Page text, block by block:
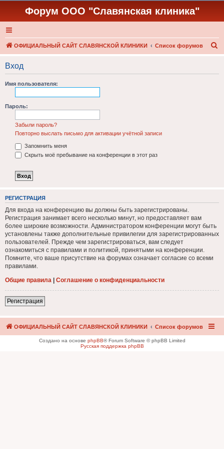
Форум ООО "Славянская клиника"
ОФИЦИАЛЬНЫЙ САЙТ СЛАВЯНСКОЙ КЛИНИКИ Список форумов
Вход
Имя пользователя:
Пароль:
Забыли пароль?
Повторно выслать письмо для активации учётной записи
Запомнить меня
Скрыть моё пребывание на конференции в этот раз
РЕГИСТРАЦИЯ
Для входа на конференцию вы должны быть зарегистрированы.
Регистрация занимает всего несколько минут, но предоставляет вам
более широкие возможности. Администратором конференции могут быть
установлены также дополнительные привилегии для зарегистрированных
пользователей. Прежде чем зарегистрироваться, вам следует
ознакомиться с правилами и политикой, принятыми на конференции.
Помните, что ваше присутствие на форумах означает согласие со всеми
правилами.
Общие правила | Соглашение о конфиденциальности
Регистрация
ОФИЦИАЛЬНЫЙ САЙТ СЛАВЯНСКОЙ КЛИНИКИ Список форумов
Создано на основе phpBB® Forum Software © phpBB Limited
Русская поддержка phpBB